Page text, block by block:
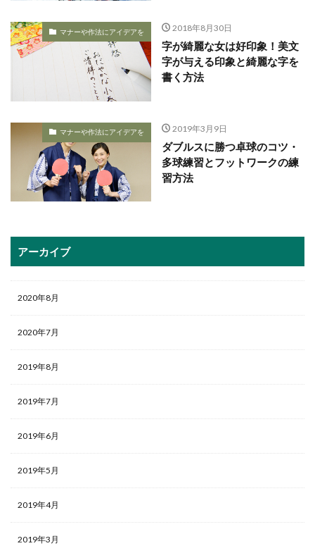
マナーや作法にアイデアを 2018年8月30日
字が綺麗な女は好印象！美文
字が与える印象と綺麗な字を
書く方法
マナーや作法にアイデアを 2019年3月9日
ダブルスに勝つ卓球のコツ・
多球練習とフットワークの練
習方法
アーカイブ
2020年8月
2020年7月
2019年8月
2019年7月
2019年6月
2019年5月
2019年4月
2019年3月